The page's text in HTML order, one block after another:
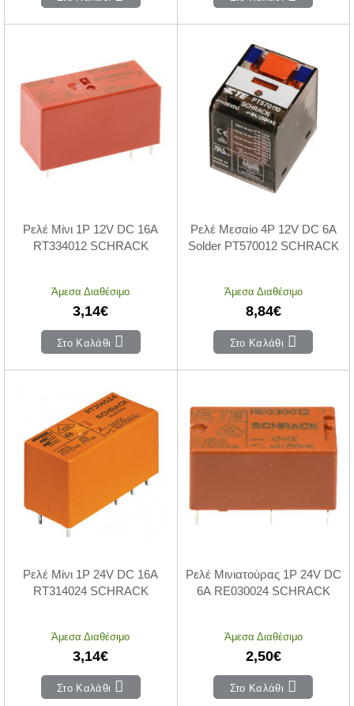
Ρελέ Μίνι 1P 12V DC 16A
RT334012 SCHRACK
Άμεσα Διαθέσιμο
3,14€
Στο Καλάθι
Ρελέ Μεσαίο 4P 12V DC 6A
Solder PT570012 SCHRACK
Άμεσα Διαθέσιμο
8,84€
Στο Καλάθι
Ρελέ Μίνι 1P 24V DC 16A
RT314024 SCHRACK
Άμεσα Διαθέσιμο
3,14€
Στο Καλάθι
Ρελέ Μινιατούρας 1P 24V DC
6A RE030024 SCHRACK
Άμεσα Διαθέσιμο
2,50€
Στο Καλάθι